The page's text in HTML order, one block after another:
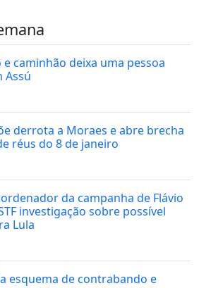
caminhão deixa uma pessoa
Assú
derrota a Moraes e abre brecha
réus do 8 de janeiro
da campanha de Flávio
investigação sobre possível
Lula
esquema de contrabando e